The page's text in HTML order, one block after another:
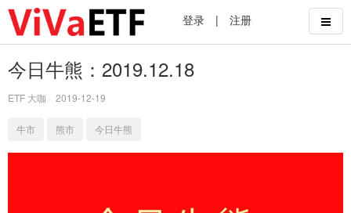
登录 | 注册
今日牛熊：2019.12.18
ETF 大咖 2019-12-19
牛市 熊市 今日牛熊